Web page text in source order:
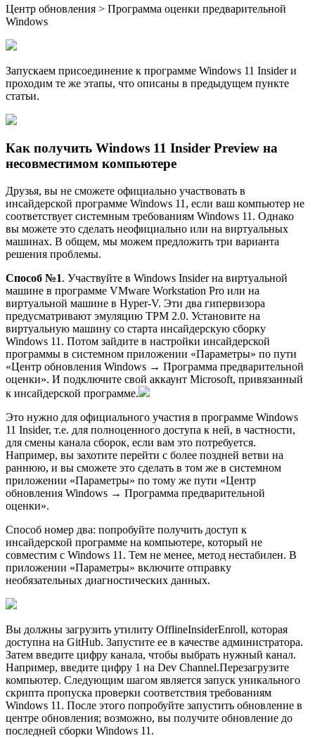
Центр обновления > Программа оценки предварительной
Windows
Запускаем присоединение к программе Windows 11 Insider и
проходим те же этапы, что описаны в предыдущем пункте
статьи.
Как получить Windows 11 Insider Preview на
несовместимом компьютере
Друзья, вы не сможете официально участвовать в
инсайдерской программе Windows 11, если ваш компьютер не
соответствует системным требованиям Windows 11. Однако
вы можете это сделать неофициально или на виртуальных
машинах. В общем, мы можем предложить три варианта
решения проблемы.
Способ №1. Участвуйте в Windows Insider на виртуальной
машине в программе VMware Workstation Pro или на
виртуальной машине в Hyper-V. Эти два гипервизора
предусматривают эмуляцию TPM 2.0. Установите на
виртуальную машину со старта инсайдерскую сборку
Windows 11. Потом зайдите в настройки инсайдерской
программы в системном приложении «Параметры» по пути
«Центр обновления Windows → Программа предварительной
оценки». И подключите свой аккаунт Microsoft, привязанный
к инсайдерской программе.
Это нужно для официального участия в программе Windows
11 Insider, т.е. для полноценного доступа к ней, в частности,
для смены канала сборок, если вам это потребуется.
Например, вы захотите перейти с более поздней ветви на
раннюю, и вы сможете это сделать в том же в системном
приложении «Параметры» по тому же пути «Центр
обновления Windows → Программа предварительной
оценки».
Способ номер два: попробуйте получить доступ к
инсайдерской программе на компьютере, который не
совместим с Windows 11. Тем не менее, метод нестабилен. В
приложении «Параметры» включите отправку
необязательных диагностических данных.
Вы должны загрузить утилиту OfflineInsiderEnroll, которая
доступна на GitHub. Запустите ее в качестве администратора.
Затем введите цифру канала, чтобы выбрать нужный канал.
Например, введите цифру 1 на Dev Channel.Перезагрузите
компьютер. Следующим шагом является запуск уникального
скрипта пропуска проверки соответствия требованиям
Windows 11. После этого попробуйте запустить обновление в
центре обновления; возможно, вы получите обновление до
последней сборки Windows 11.